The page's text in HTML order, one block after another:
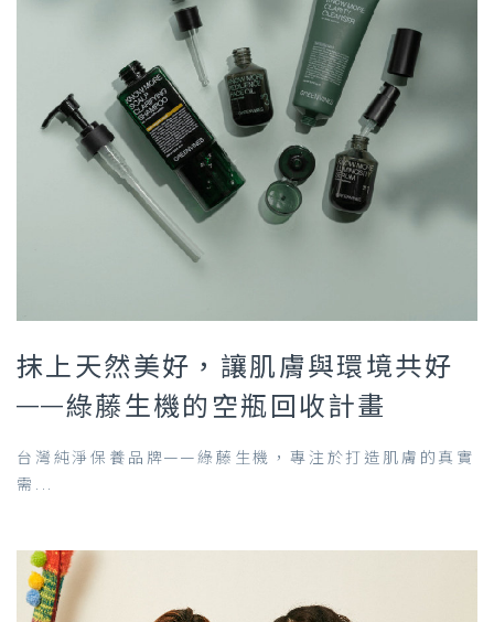
抹上天然美好，讓肌膚與環境共好
——綠藤生機的空瓶回收計畫
台灣純淨保養品牌——綠藤生機，專注於打造肌膚的真實
需...